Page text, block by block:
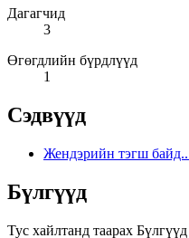
Дагагчид
3
Өгөгдлийн бүрдлүүд
1
Сэдвүүд
Жендэрийн тэгш
Бүлгүүд
Тус хайлтанд таарах